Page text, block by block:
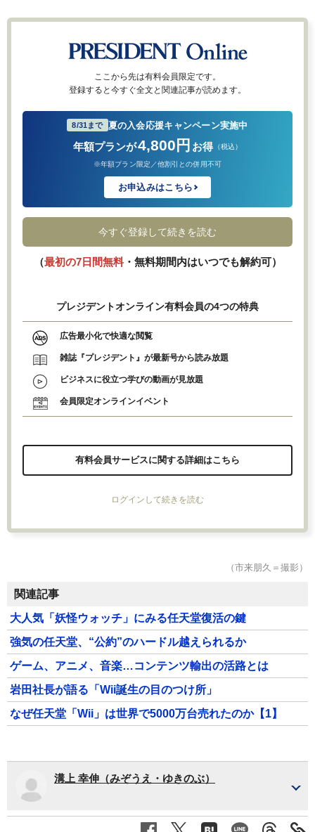
ここから先は有料会員限定です。
登録すると今すぐ全文と関連記事が読めます。
8/31まで 夏の入会応援キャンペーン実施中
年額プランが4,800円 お得 （税込）
※年額プラン限定／他割引との併用不可
お申込みはこちら
今すぐ登録して続きを読む
（最初の7日間無料・無料期間内はいつでも解約可）
プレジデントオンライン有料会員の4つの特典
広告最小化で快適な閲覧
雑誌『プレジデント』が最新号から読み放題
ビジネスに役立つ学びの動画が見放題
会員限定オンラインイベント
有料会員サービスに関する詳細はこちら
ログインして続きを読む
（市来朋久＝撮影）
関連記事
大人気「妖怪ウォッチ」にみる任天堂復活の鍵
強気の任天堂、“公約”のハードル越えられるか
ゲーム、アニメ、音楽…コンテンツ輸出の活路とは
岩田社長が語る「Wii誕生の目のつけ所」
なぜ任天堂「Wii」は世界で5000万台売れたのか【1】
溝上 幸伸（みぞうえ・ゆきのぶ）